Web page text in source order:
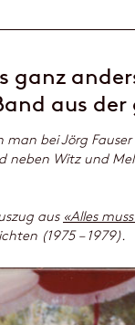
ganz
aus
man bei Jörg
neben Witz und
aus «Alles
(1975 – 1979).